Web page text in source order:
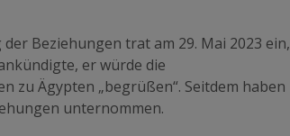
Beziehungen trat am 29. Mai 2023 ein,
er würde die
zu Ägypten „begrüßen“. Seitdem haben
unternommen.